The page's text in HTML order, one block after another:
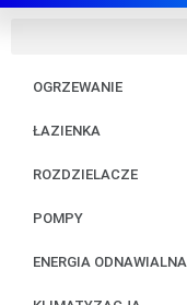
OGRZEWANIE
ŁAZIENKA
ROZDZIELACZE
POMPY
ENERGIA ODNAWIALNA